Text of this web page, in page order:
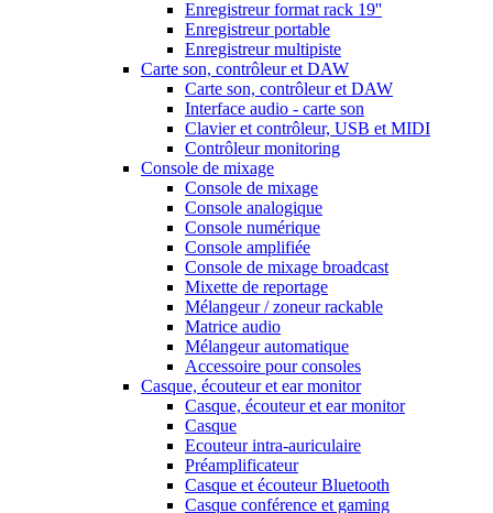
Enregistreur format rack 19''
Enregistreur portable
Enregistreur multipiste
Carte son, contrôleur et DAW
Carte son, contrôleur et DAW
Interface audio - carte son
Clavier et contrôleur, USB et MIDI
Contrôleur monitoring
Console de mixage
Console de mixage
Console analogique
Console numérique
Console amplifiée
Console de mixage broadcast
Mixette de reportage
Mélangeur / zoneur rackable
Matrice audio
Mélangeur automatique
Accessoire pour consoles
Casque, écouteur et ear monitor
Casque, écouteur et ear monitor
Casque
Ecouteur intra-auriculaire
Préamplificateur
Casque et écouteur Bluetooth
Casque conférence et gaming